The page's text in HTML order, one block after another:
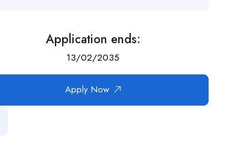
Application ends:
13/02/2035
Apply Now